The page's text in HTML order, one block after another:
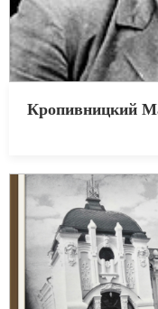
Кропивницкий